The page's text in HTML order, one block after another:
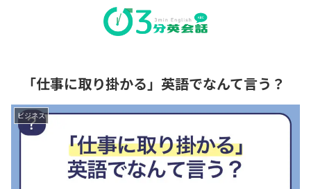
「仕事に取り掛かる」英語でなんて言う？
ビジネス